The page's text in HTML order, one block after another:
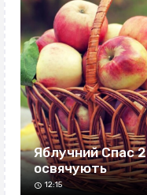
Яблучний Спас
освячують
12:15